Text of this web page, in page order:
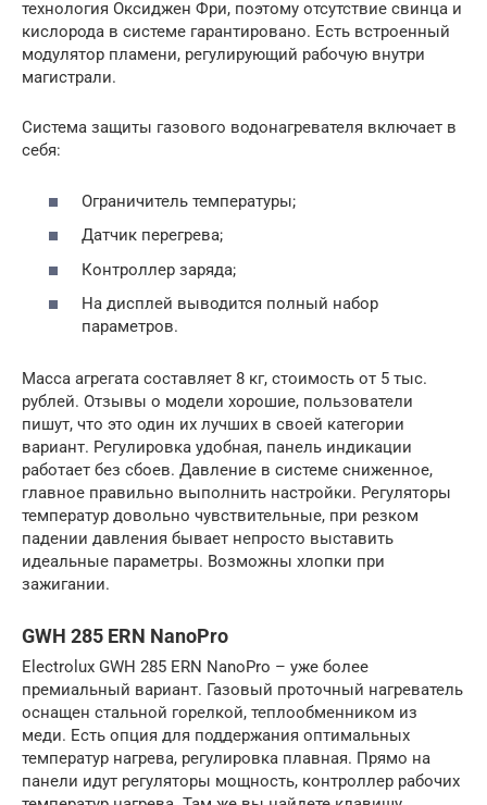
технология Оксиджен Фри, поэтому отсутствие свинца и
кислорода в системе гарантировано. Есть встроенный
модулятор пламени, регулирующий рабочую внутри
магистрали.
Система защиты газового водонагревателя включает в
себя:
Ограничитель температуры;
Датчик перегрева;
Контроллер заряда;
На дисплей выводится полный набор
параметров.
Масса агрегата составляет 8 кг, стоимость от 5 тыс.
рублей. Отзывы о модели хорошие, пользователи
пишут, что это один их лучших в своей категории
вариант. Регулировка удобная, панель индикации
работает без сбоев. Давление в системе сниженное,
главное правильно выполнить настройки. Регуляторы
температур довольно чувствительные, при резком
падении давления бывает непросто выставить
идеальные параметры. Возможны хлопки при
зажигании.
GWH 285 ERN NanoPro
Electrolux GWH 285 ERN NanoPro – уже более
премиальный вариант. Газовый проточный нагреватель
оснащен стальной горелкой, теплообменником из
меди. Есть опция для поддержания оптимальных
температур нагрева, регулировка плавная. Прямо на
панели идут регуляторы мощность, контроллер рабочих